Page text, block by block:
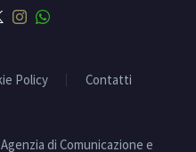
Policy Contatti
di Comunicazione e